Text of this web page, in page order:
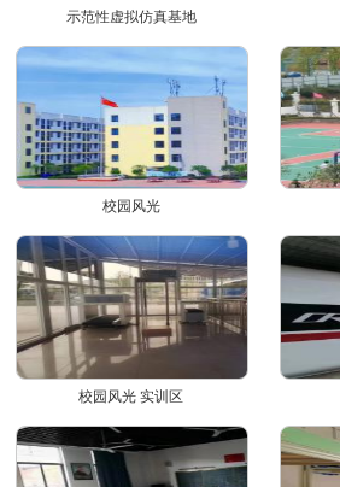
示范性虚拟仿真基地
校园风光
校园风光 实训区